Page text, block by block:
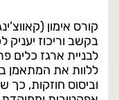
קורס אימון
בקשב וריכוז יעניק
לבניית ארגז כלים
ללוות את המתאמן
וביסוס חוזקות, כך